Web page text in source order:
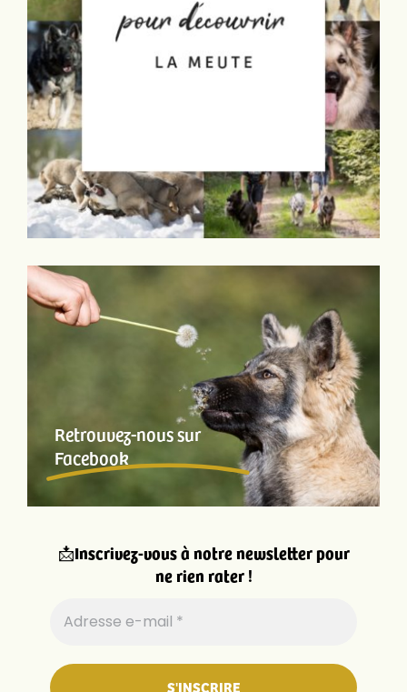
Retrouvez-nous sur
Facebook
📩Inscrivez-vous à notre newsletter pour
ne rien rater !